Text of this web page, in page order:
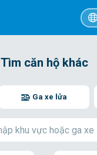
Tìm căn hộ khác
Ga xe lửa